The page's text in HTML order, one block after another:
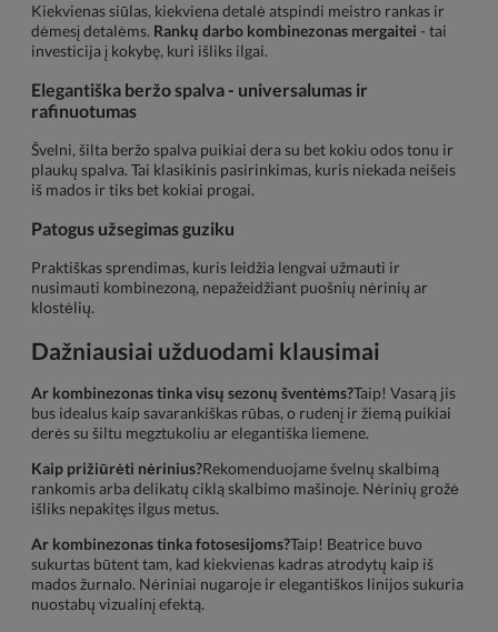
Kiekvienas siūlas, kiekviena detalė atspindi meistro rankas ir
dėmesį detalėms. Rankų darbo kombinezonas mergaitei - tai
investicija į kokybę, kuri išliks ilgai.
Elegantiška beržo spalva - universalumas ir
rafinuotumas
Švelni, šilta beržo spalva puikiai dera su bet kokiu odos tonu ir
plaukų spalva. Tai klasikinis pasirinkimas, kuris niekada neišeis
iš mados ir tiks bet kokiai progai.
Patogus užsegimas guziku
Praktiškas sprendimas, kuris leidžia lengvai užmauti ir
nusimauti kombinezoną, nepažeidžiant puošnių nėrinių ar
klostėlių.
Dažniausiai užduodami klausimai
Ar kombinezonas tinka visų sezonų šventėms?Taip! Vasarą jis
bus idealus kaip savarankiškas rūbas, o rudenį ir žiemą puikiai
derės su šiltu megztukoliu ar elegantiška liemene.
Kaip prižiūrėti nėrinius?Rekomenduojame švelnų skalbimą
rankomis arba delikatų ciklą skalbimo mašinoje. Nėrinių grožė
išliks nepakitęs ilgus metus.
Ar kombinezonas tinka fotosesijoms?Taip! Beatrice buvo
sukurtas būtent tam, kad kiekvienas kadras atrodytų kaip iš
mados žurnalo. Nėriniai nugaroje ir elegantiškos linijos sukuria
nuostabų vizualinį efektą.